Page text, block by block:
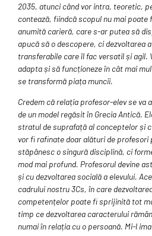
2035, atunci când vor intra, teoretic,
contează, fiindcă scopul nu mai
anumită carieră, care s-ar putea să
apucă să o descopere, ci dezvoltarea
transferabile care îl fac versatil și agil.
adapta și să funcționeze în cât mai
se transformă piața muncii.
Credem că relația profesor-elev se va
de un model regăsit în Grecia Antică.
stratul de suprafață al conceptelor și
vor fi rafinate doar alături de profesori
stăpânesc o singură disciplină, ci
mod mai profund. Profesorul devine
și cu dezvoltarea socială a elevului.
cadrului nostru 3Cs, în care
competențelor poate fi sprijinită tot
timp ce dezvoltarea caracterului
numai în relația cu o persoană. Mi-l